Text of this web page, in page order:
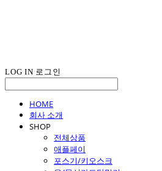
LOG IN 로그인
HOME
회사 소개
SHOP
전체상품
애플페이
포스기/키오스크